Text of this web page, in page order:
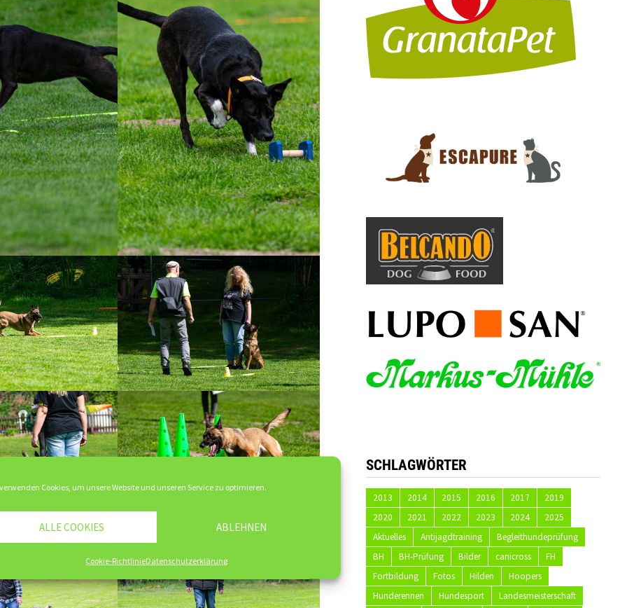
Cookies, um unsere Website und unseren Service zu optimieren.
ALLE COOKIES ABLEHNEN
Cookie-RichtlinieDatenschutzerklärung
SCHLAGWÖRTER
2013 2014 2015 2016 2017
2019
2020
2021 2022 2023 2024
2025
Aktuelles
Antijagdtraining
Begleithundeprüfung
BH
BH-Prüfung Bilder canicross
FH
Fortbildung
Fotos Hilden
Hoopers
Hunderennen
Hundesport
Landesmeisterschaft